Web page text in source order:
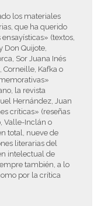
los materiales
que ha querido
(textos,
Don Quijote,
Sor Juana Inés
Corneille, Kafka o
la revista
Hernández, Juan
críticas» (reseñas
Valle-Inclán o
total, nueve de
literarias del
intelectual de
también, a lo
por la crítica